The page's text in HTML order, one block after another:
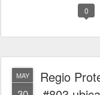
0
MAY
Regio